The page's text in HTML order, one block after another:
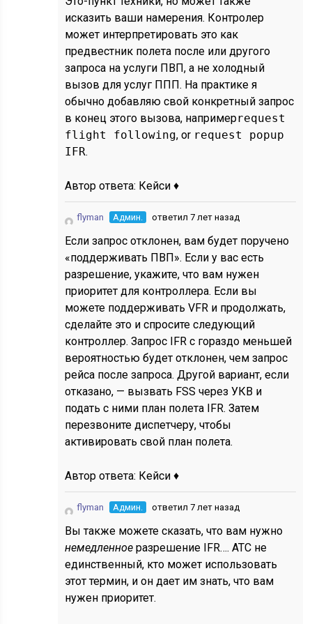
исказить ваши намерения. Контролер
может интерпретировать это как
предвестник полета после или другого
запроса на услуги ПВП, а не холодный
вызов для услуг ППП. На практике я
обычно добавляю свой конкретный запрос
в конец этого вызова, напримерrequest
flight following, or request popup
IFR.
Автор ответа: Кейси ♦
flyman Админ. ответил 7 лет назад
Если запрос отклонен, вам будет поручено
«поддерживать ПВП». Если у вас есть
разрешение, укажите, что вам нужен
приоритет для контроллера. Если вы
можете поддерживать VFR и продолжать,
сделайте это и спросите следующий
контроллер. Запрос IFR с гораздо меньшей
вероятностью будет отклонен, чем запрос
рейса после запроса. Другой вариант, если
отказано, — вызвать FSS через УКВ и
подать с ними план полета IFR. Затем
перезвоните диспетчеру, чтобы
активировать свой план полета.
Автор ответа: Кейси ♦
flyman Админ. ответил 7 лет назад
Вы также можете сказать, что вам нужно
немедленноеразрешение IFR…. ATC не
единственный, кто может использовать
этот термин, и он дает им знать, что вам
нужен приоритет.